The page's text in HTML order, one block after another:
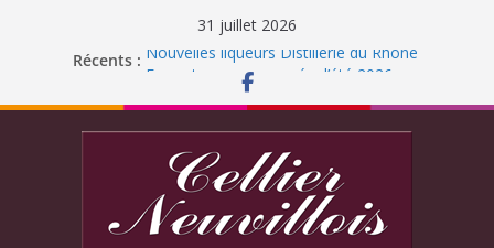
31 juillet 2026
Récents : Nouvelles liqueurs Distillerie du Rhône
Fermeture pour congés d’été 2026
Liqueur Jacoulot : nouveau parfum!